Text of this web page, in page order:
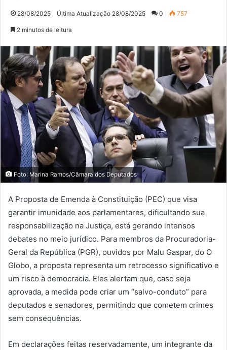
28/08/2025 Última Atualização 28/08/2025 0 757
2 minutos de leitura
Foto: Marina Ramos/Câmara dos Deputados
A Proposta de Emenda à Constituição (PEC) que visa
garantir imunidade aos parlamentares, dificultando sua
responsabilização na Justiça, está gerando intensos
debates no meio jurídico. Para membros da Procuradoria-
Geral da República (PGR), ouvidos por Malu Gaspar, do O
Globo, a proposta representa um retrocesso significativo e
um risco à democracia. Eles alertam que, caso seja
aprovada, a medida pode criar um “salvo-conduto” para
deputados e senadores, permitindo que cometem crimes
sem consequências.
Em declarações feitas reservadamente, um integrante da